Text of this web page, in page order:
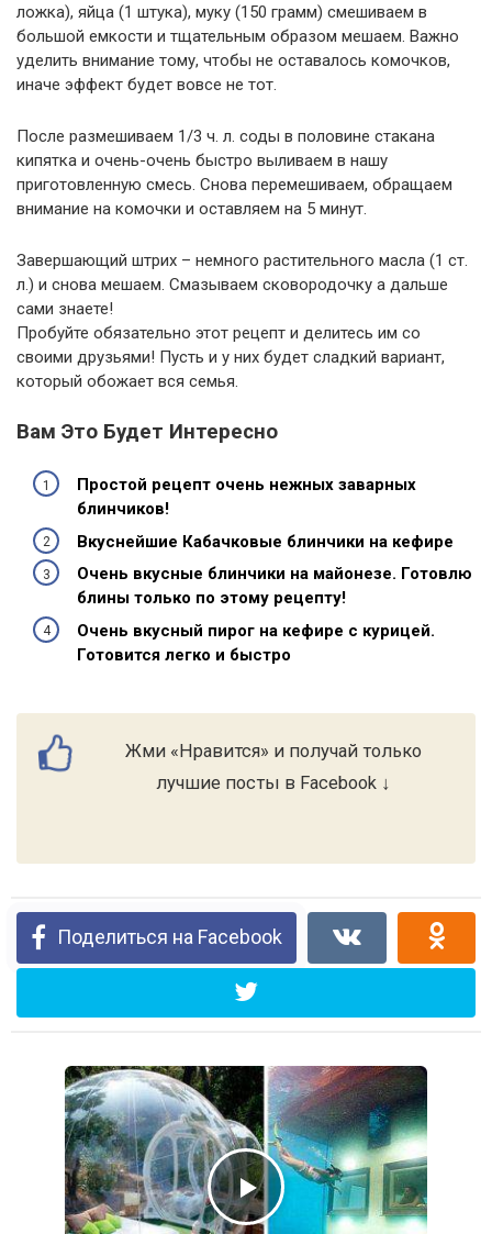
ложка), яйца (1 штука), муку (150 грамм) смешиваем в
большой емкости и тщательным образом мешаем. Важно
уделить внимание тому, чтобы не оставалось комочков,
иначе эффект будет вовсе не тот.
После размешиваем 1/3 ч. л. соды в половине стакана
кипятка и очень-очень быстро выливаем в нашу
приготовленную смесь. Снова перемешиваем, обращаем
внимание на комочки и оставляем на 5 минут.
Завершающий штрих – немного растительного масла (1 ст.
л.) и снова мешаем. Смазываем сковородочку а дальше
сами знаете!
Пробуйте обязательно этот рецепт и делитесь им со
своими друзьями! Пусть и у них будет сладкий вариант,
который обожает вся семья.
Вам Это Будет Интересно
Простой рецепт очень нежных заварных
блинчиков!
Вкуснейшие Кабачковые блинчики на кефире
Очень вкусные блинчики на майонезе. Готовлю
блины только по этому рецепту!
Очень вкусный пирог на кефире с курицей.
Готовится легко и быстро
Жми «Нравится» и получай только
лучшие посты в Facebook ↓
Поделиться на Facebook